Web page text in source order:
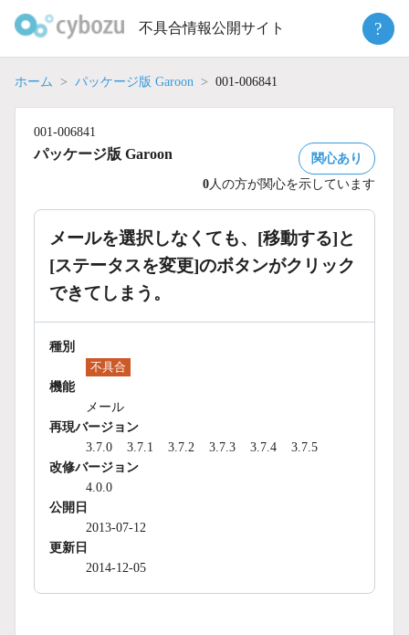
不具合情報公開サイト ?
ホーム パッケージ版 Garoon 001-006841
001-006841
パッケージ版 Garoon
関心あり
0 人の方が関心を示しています
メールを選択しなくても、[移動する]と
[ステータスを変更]のボタンがクリック
できてしまう。
種別
不具合
機能
メール
再現バージョン
3.7.0
3.7.1 3.7.2 3.7.3 3.7.4
3.7.5
改修バージョン
4.0.0
公開日
2013-07-12
更新日
2014-12-05